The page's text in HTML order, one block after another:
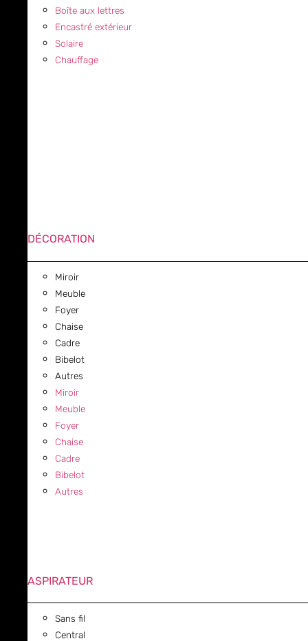
Boîte aux lettres
Encastré extérieur
Solaire
Chauffage
DÉCORATION
Miroir
Meuble
Foyer
Chaise
Cadre
Bibelot
Autres
Miroir
Meuble
Foyer
Chaise
Cadre
Bibelot
Autres
ASPIRATEUR
Sans fil
Central